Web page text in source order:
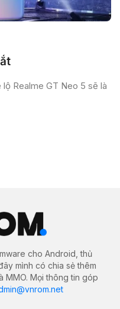
Realme GT Neo 5 sẽ là
cho Android, thủ
mình có chia sẻ thêm
MMO. Mọi thông tin góp